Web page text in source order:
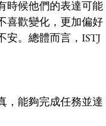
時候他們的表達可能
喜歡變化，更加偏好
安。總體而言，ISTJ
，能夠完成任務並達